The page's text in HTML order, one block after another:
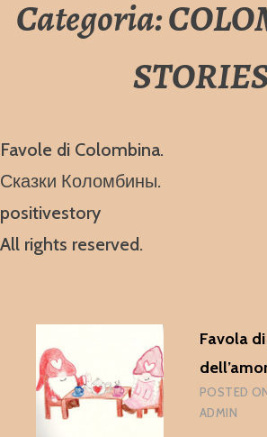
Categoria:
Favole di Colombina.
Сказки Коломбины.
positivestory
All rights reserved.
Favola
POSTED
ADMIN